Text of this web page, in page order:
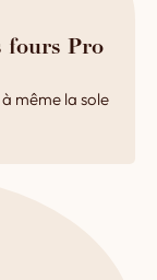
fours Pro
même la sole